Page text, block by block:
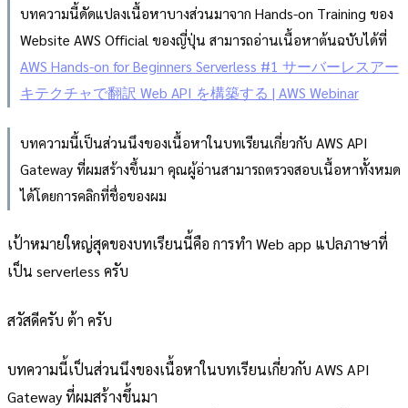
บทความนี้ดัดแปลงเนื้อหาบางส่วนมาจาก Hands-on Training ของ
Website AWS Official ของญี่ปุ่น สามารถอ่านเนื้อหาต้นฉบับได้ที่
AWS Hands-on for Beginners Serverless #1 サーバーレスアー
キテクチャで翻訳 Web API を構築する | AWS Webinar
บทความนี้เป็นส่วนนึงของเนื้อหาในบทเรียนเกี่ยวกับ AWS API
Gateway ที่ผมสร้างขึ้นมา คุณผู้อ่านสามารถตรวจสอบเนื้อหาทั้งหมด
ได้โดยการคลิกที่ชื่อของผม
เป้าหมายใหญ่สุดของบทเรียนนี้คือ การทำ Web app แปลภาษาที่
เป็น serverless ครับ
สวัสดีครับ ต้า ครับ
บทความนี้เป็นส่วนนึงของเนื้อหาในบทเรียนเกี่ยวกับ AWS API
Gateway ที่ผมสร้างขึ้นมา